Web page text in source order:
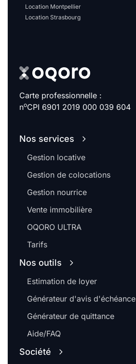
Location Montpellier
Location Strasbourg
Carte professionnelle :
noCPI 6901 2019 000 039 604
Nos services
Gestion locative
Gestion de colocations
Gestion nourrice
Vente immobilière
OQORO ULTRA
Tarifs
Nos outils
Estimation de loyer
Générateur d'avis d'échéance
Générateur de quittance
Aide/FAQ
Société